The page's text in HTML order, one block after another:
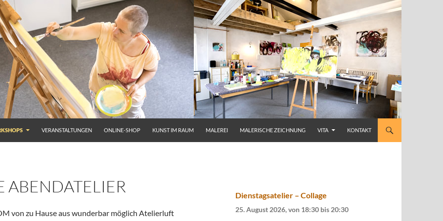
VERANSTALTUNGEN ONLINE-SHOP KUNST IM RAUM MALEREI MALERISCHE ZEICHNUNG VITA KONTAKT
ABENDATELIER
von zu Hause aus wunderbar möglich Atelierluft
Dienstagsatelier – Collage
25. August 2026, von 18:30 bis 20:30